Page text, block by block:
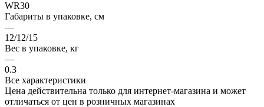
WR30
Габариты в упаковке, см
—
12/12/15
Вес в упаковке, кг
—
0.3
Все характеристики
Цена действительна только для интернет-магазина и может
отличаться от цен в розничных магазинах